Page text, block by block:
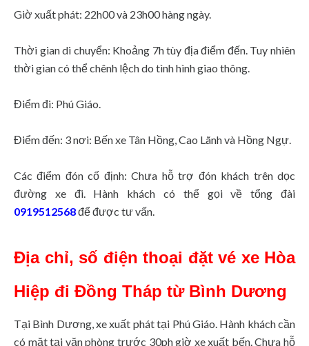
Giờ xuất phát: 22h00 và 23h00 hàng ngày.
Thời gian di chuyển: Khoảng 7h tùy địa điểm đến. Tuy nhiên
thời gian có thể chênh lệch do tình hình giao thông.
Điểm đi: Phú Giáo.
Điểm đến: 3 nơi: Bến xe Tân Hồng, Cao Lãnh và Hồng Ngự.
Các điểm đón cố định: Chưa hỗ trợ đón khách trên dọc
đường xe đi. Hành khách có thể gọi về tổng đài
0919512568để được tư vấn.
Địa chỉ, số điện thoại đặt vé xe Hòa
Hiệp đi Đồng Tháp từ Bình Dương
Tại Bình Dương, xe xuất phát tại Phú Giáo. Hành khách cần
có mặt tại văn phòng trước 30ph giờ xe xuất bến. Chưa hỗ